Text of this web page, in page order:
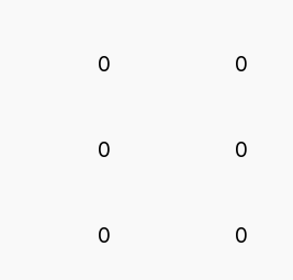
0 0
0 0
0 0